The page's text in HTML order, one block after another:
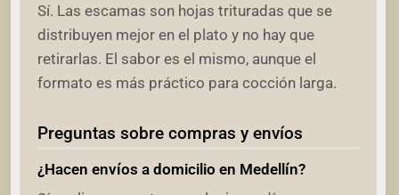
Sí. Las escamas son hojas trituradas que se
distribuyen mejor en el plato y no hay que
retirarlas. El sabor es el mismo, aunque el
formato es más práctico para cocción larga.
Preguntas sobre compras y envíos
¿Hacen envíos a domicilio en Medellín?